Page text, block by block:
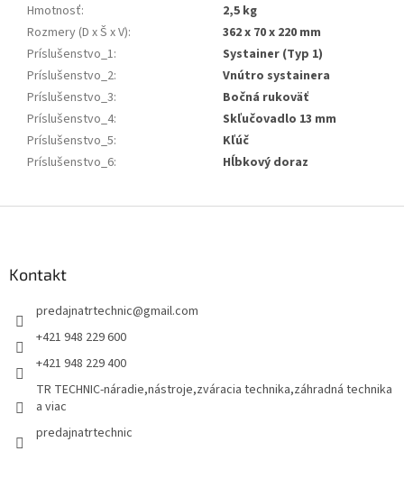
Hmotnosť:
2,5 kg
Rozmery (D x Š x V):
362 x 70 x 220 mm
Príslušenstvo_1:
Systainer (Typ 1)
Príslušenstvo_2:
Vnútro systainera
Príslušenstvo_3:
Bočná rukoväť
Príslušenstvo_4:
Skľučovadlo 13 mm
Príslušenstvo_5:
Kľúč
Príslušenstvo_6: Hĺbkový doraz
Kontakt
predajnatrtechnic@gmail.com
+421 948 229 600
+421 948 229 400
TR TECHNIC-náradie,nástroje,zváracia technika,záhradná technika
a viac
predajnatrtechnic